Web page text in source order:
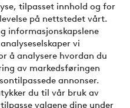
tilpasset innhold og for
på nettstedet vårt.
informasjonskapslene
vi
å analysere hvordan du
av markedsføringen
annonser.
du til vår bruk av
valgene dine under